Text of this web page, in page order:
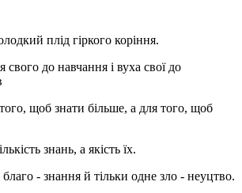
плід гіркого коріння.
свого до навчання і вуха свої до
щоб знати більше, а для того, щоб
знань, а якість їх.
- знання й тільки одне зло - неуцтво.